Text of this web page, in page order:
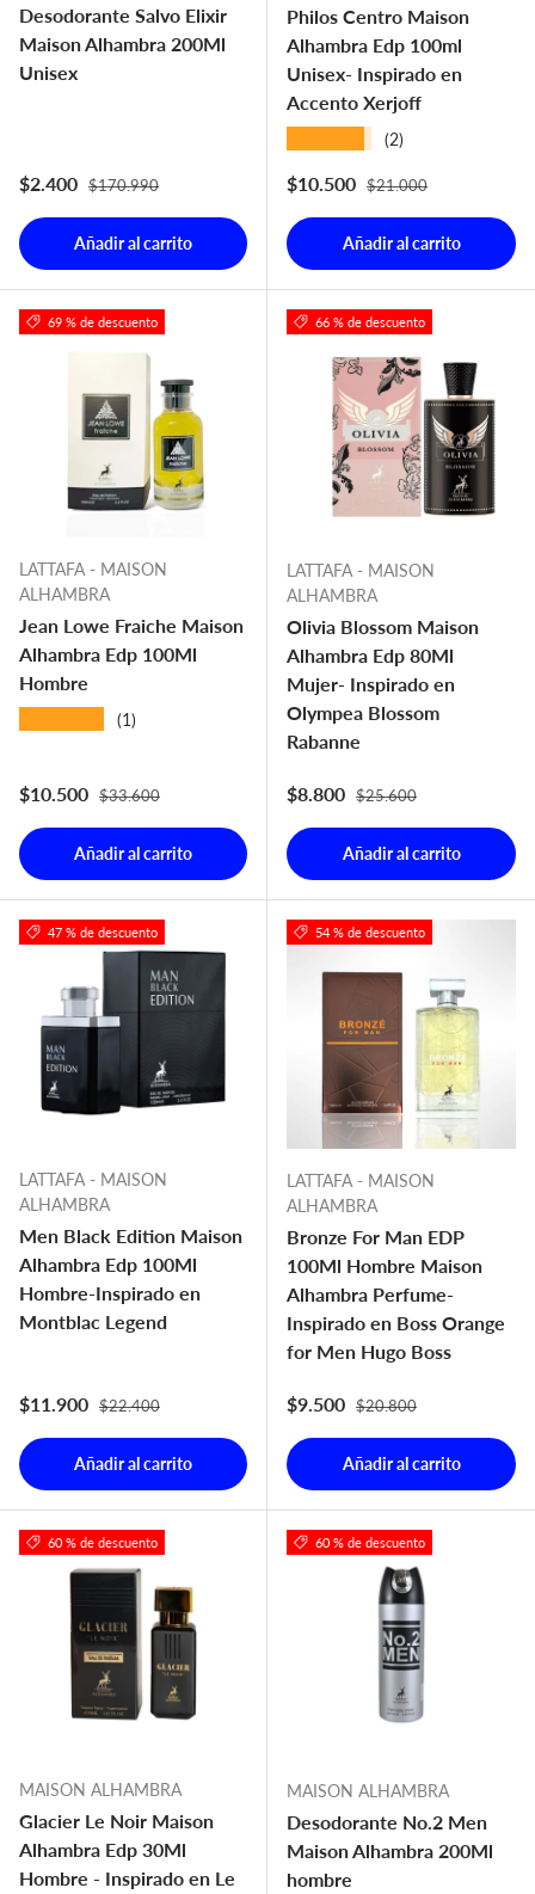
Desodorante Salvo Elixir
Maison Alhambra 200Ml
Unisex
Precio de venta
$2.400 Precio normal
$170.990
Añadir al carrito
Philos Centro Maison
Alhambra Edp 100ml
Unisex- Inspirado en
Accento Xerjoff
(2)
Precio de venta
$10.500 Precio normal
$21.000
Añadir al carrito
69 % de descuento
LATTAFA - MAISON
ALHAMBRA
Jean Lowe Fraiche Maison
Alhambra Edp 100Ml
Hombre
(1)
Precio de venta
$10.500 Precio normal
$33.600
Añadir al carrito
66 % de descuento
LATTAFA - MAISON
ALHAMBRA
Olivia Blossom Maison
Alhambra Edp 80Ml
Mujer- Inspirado en
Olympea Blossom
Rabanne
Precio de venta
$8.800 Precio normal
$25.600
Añadir al carrito
47 % de descuento
LATTAFA - MAISON
ALHAMBRA
Men Black Edition Maison
Alhambra Edp 100Ml
Hombre-Inspirado en
Montblac Legend
Precio de venta
$11.900 Precio normal
$22.400
Añadir al carrito
54 % de descuento
LATTAFA - MAISON
ALHAMBRA
Bronze For Man EDP
100Ml Hombre Maison
Alhambra Perfume-
Inspirado en Boss Orange
for Men Hugo Boss
Precio de venta
$9.500 Precio normal
$20.800
Añadir al carrito
60 % de descuento
MAISON ALHAMBRA
Glacier Le Noir Maison
Alhambra Edp 30Ml
Hombre - Inspirado en Le
60 % de descuento
MAISON ALHAMBRA
Desodorante No.2 Men
Maison Alhambra 200Ml
hombre